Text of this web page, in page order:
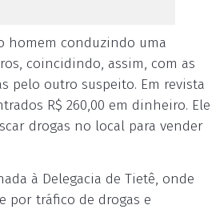
homem conduzindo uma
coincidindo, assim, com as
pelo outro suspeito. Em revista
R$ 260,00 em dinheiro. Ele
drogas no local para vender
à Delegacia de Tietê, onde
por tráfico de drogas e